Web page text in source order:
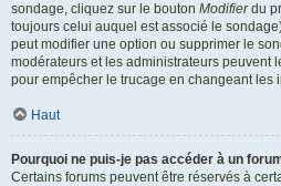
sondage, cliquez sur le bouton Modifierdu
toujours celui auquel est associé le
peut modifier une option ou supprimer le
modérateurs et les administrateurs peuvent
pour empêcher le trucage en changeant les
Haut
Pourquoi ne puis-je pas accéder à un
Certains forums peuvent être réservés à